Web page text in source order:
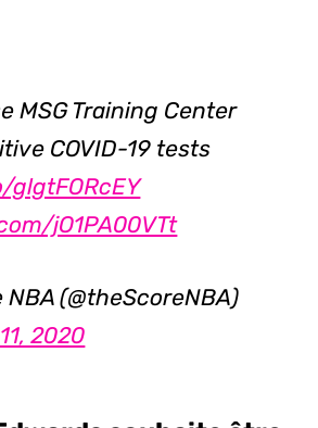
MSG Training Center
COVID-19 tests
jO1PA00VTt
(@theScoreNBA)
2020